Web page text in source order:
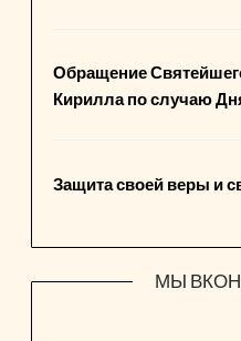
Обращение
Кирилла по случаю
Защита своей веры и
МЫ